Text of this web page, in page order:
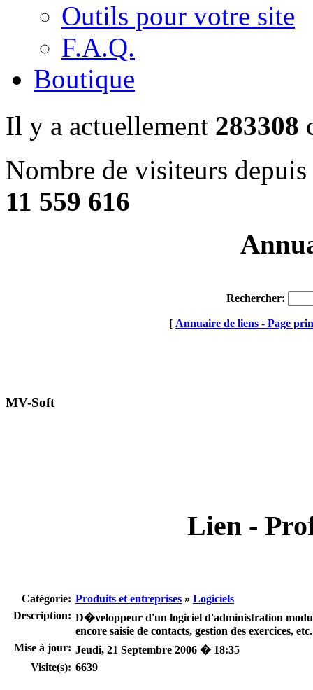
Outils pour votre site
F.A.Q.
Boutique
Il y a actuellement 283308
Nombre de visiteurs
11 559 616
Rechercher:
[ Annuaire de liens - Page
MV-Soft
Lien -
Catégorie: Produits et entreprises » Logiciels
Description: D�veloppeur d'un logiciel d'administration
encore saisie de contacts, gestion des exercices, etc.
Mise à jour: Jeudi, 21 Septembre 2006 � 18:35
Visite(s): 6639